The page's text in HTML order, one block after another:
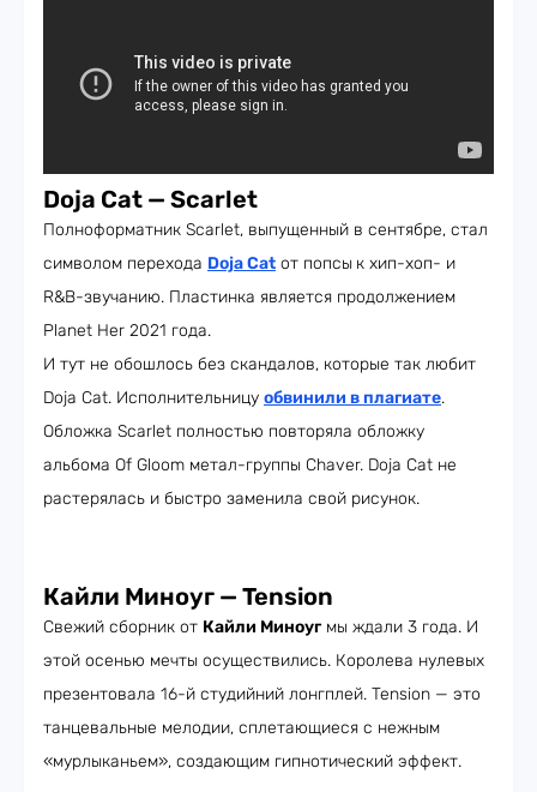
Doja Cat — Scarlet
Полноформатник Scarlet, выпущенный в сентябре, стал
символом перехода Doja Cat от попсы к хип-хоп- и
R&B-звучанию. Пластинка является продолжением
Planet Her 2021 года.
И тут не обошлось без скандалов, которые так любит
Doja Cat. Исполнительницу обвинили в плагиате.
Обложка Scarlet полностью повторяла обложку
альбома Of Gloom метал-группы Chaver. Doja Cat не
растерялась и быстро заменила свой рисунок.
Кайли Миноуг — Tension
Свежий сборник от Кайли Миноугмы ждали 3 года. И
этой осенью мечты осуществились. Королева нулевых
презентовала 16-й студийний лонгплей. Tension — это
танцевальные мелодии, сплетающиеся с нежным
«мурлыканьем», создающим гипнотический эффект.